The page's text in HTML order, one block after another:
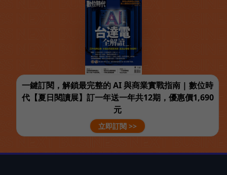
一鍵訂閱，解鎖最完整的 AI 與商業實戰指南 | 數位時
代【夏日閱讀展】訂一年送一年共12期，優惠價1,690
元
立即訂閱 >>